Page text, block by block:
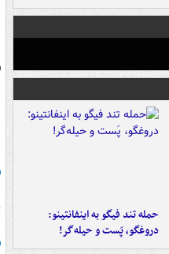
حمله تند فیگو به اینفانتینو:
دروغگو، پَست‌ و حیله‌گر!